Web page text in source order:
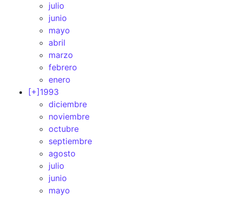
julio
junio
mayo
abril
marzo
febrero
enero
[+] 1993
diciembre
noviembre
octubre
septiembre
agosto
julio
junio
mayo